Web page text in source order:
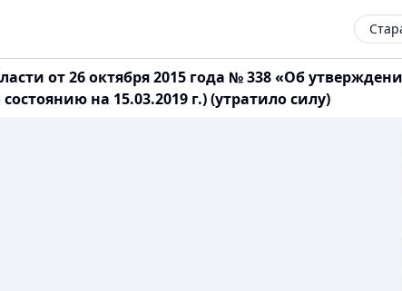
от 26 октября 2015 года № 338 «Об
на 15.03.2019 г.) (утратило силу)